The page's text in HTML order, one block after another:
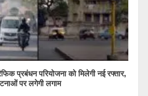
प्रबंधन परियोजना को मिलेगी नई रफ्तार,
पर लगेगी लगाम